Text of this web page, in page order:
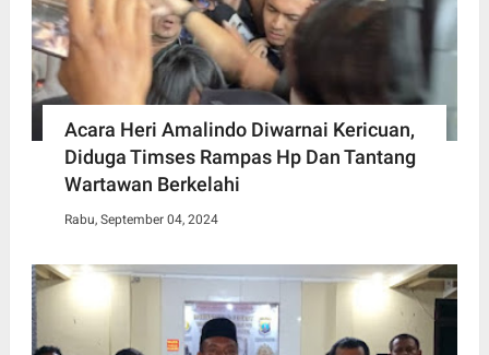
Acara Heri Amalindo Diwarnai Kericuan,
Diduga Timses Rampas Hp Dan Tantang
Wartawan Berkelahi
Rabu, September 04, 2024